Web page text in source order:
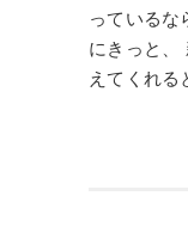
っているな
にきっと、
えてくれる